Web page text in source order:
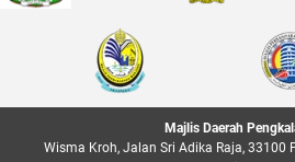
Majlis Daerah
Wisma Kroh, Jalan Sri Adika Raja, 33100